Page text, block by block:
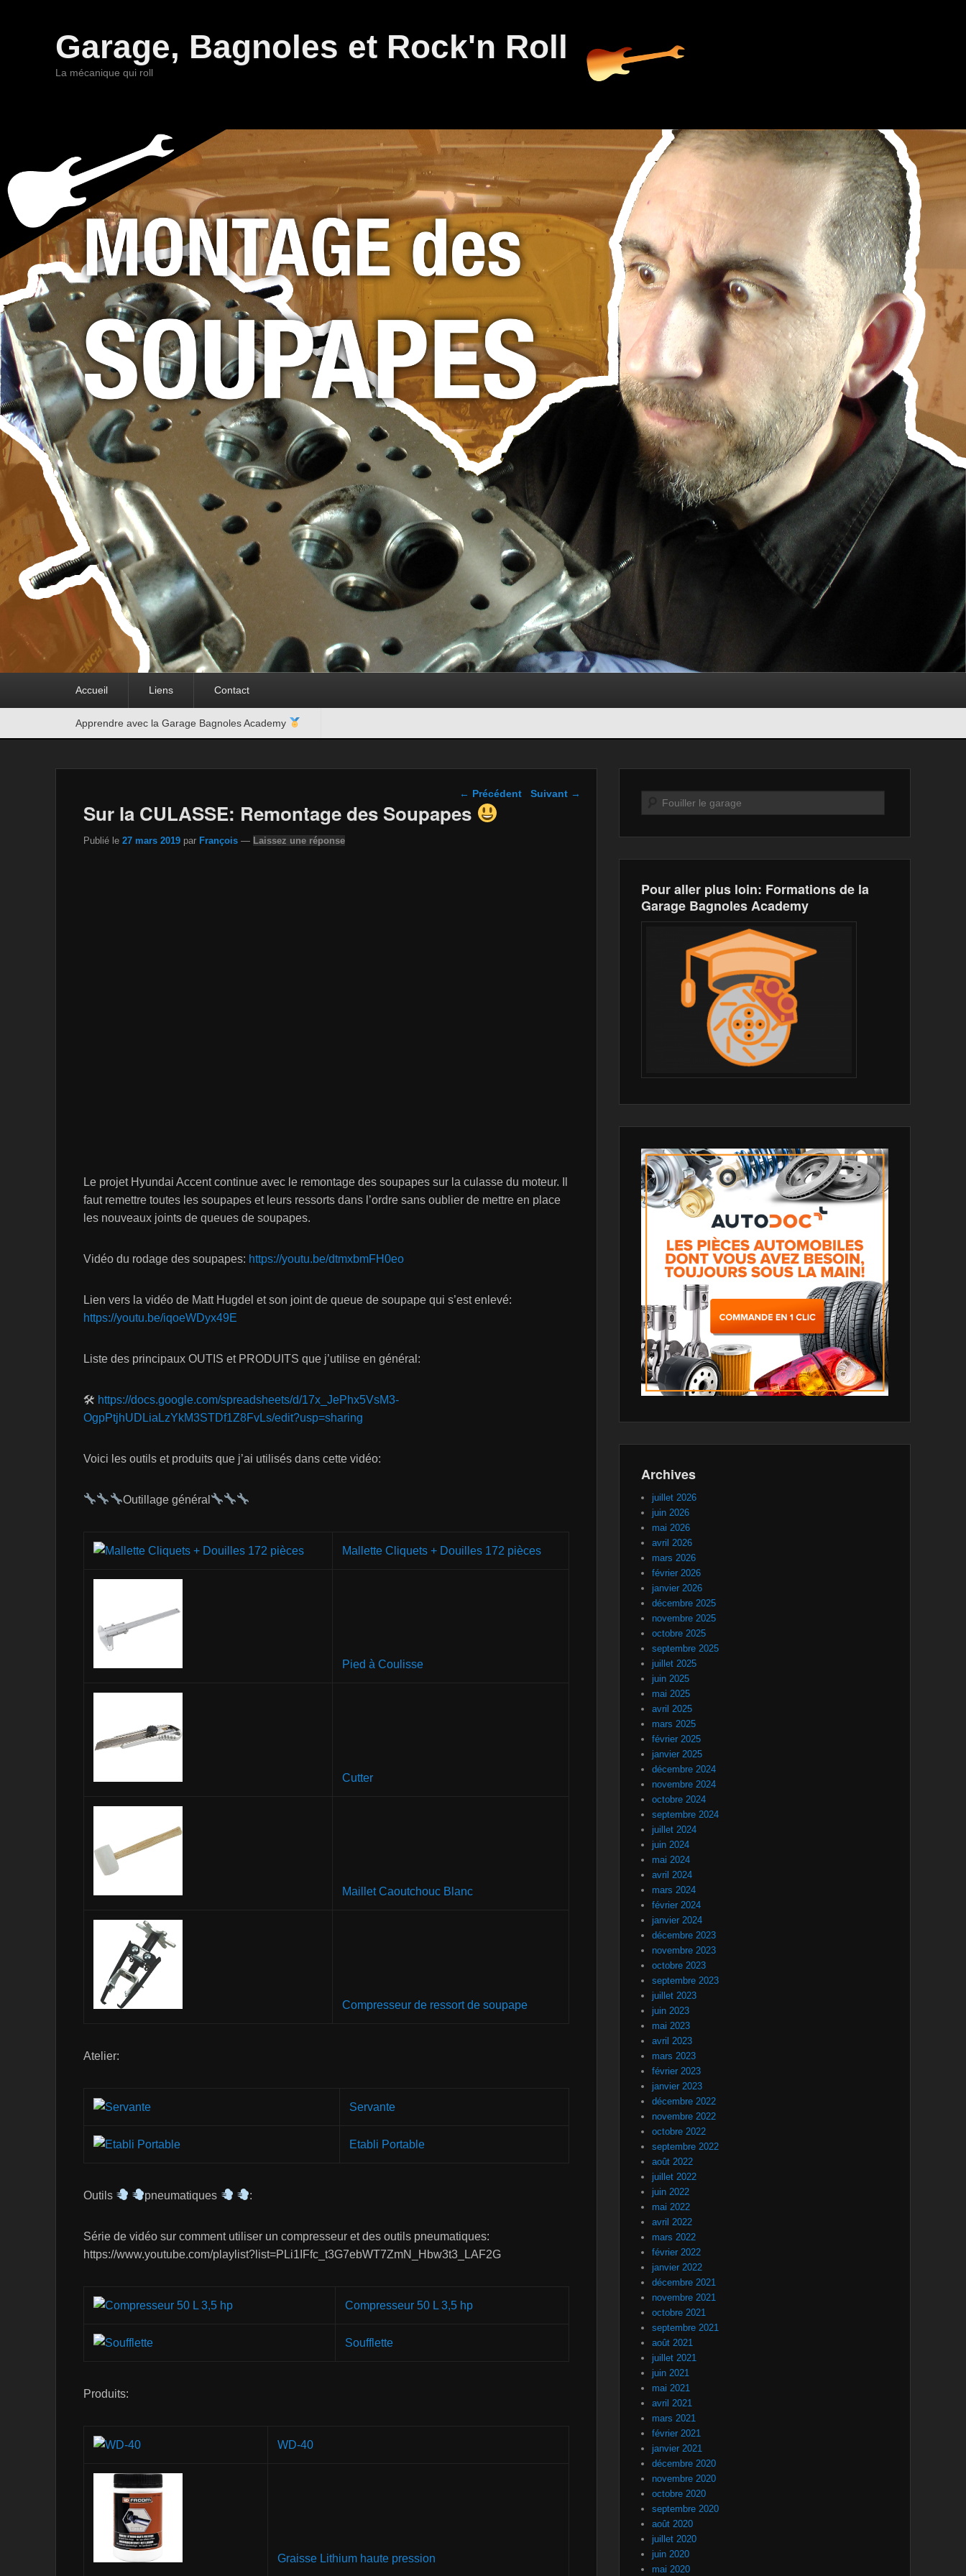
Garage, Bagnoles et Rock'n Roll
La mécanique qui roll
Accueil Liens Contact
Apprendre avec la Garage Bagnoles Academy
Navigation dans les
← Précédent Suivant →
Sur la CULASSE: Remontage des Soupapes
Publié le 27 mars 2019 par François — Laissez une réponse
Le projet Hyundai Accent continue avec le remontage des soupapes sur la culasse du moteur. Il
faut remettre toutes les soupapes et leurs ressorts dans l’ordre sans oublier de mettre en place
les nouveaux joints de queues de soupapes.
Vidéo du rodage des soupapes: https://youtu.be/dtmxbmFH0eo
Lien vers la vidéo de Matt Hugdel et son joint de queue de soupape qui s’est enlevé:
https://youtu.be/iqoeWDyx49E
Liste des principaux OUTIS et PRODUITS que j’utilise en général:
🛠 https://docs.google.com/spreadsheets/d/17x_JePhx5VsM3-
OgpPtjhUDLiaLzYkM3STDf1Z8FvLs/edit?usp=sharing
Voici les outils et produits que j’ai utilisés dans cette vidéo:
Outillage général
Mallette Cliquets + Douilles 172 pièces
Pied à Coulisse
Cutter
Maillet Caoutchouc Blanc
Compresseur de ressort de soupape
Atelier:
Servante
Etabli Portable
Outils pneumatiques :
Série de vidéo sur comment utiliser un compresseur et des outils pneumatiques:
https://www.youtube.com/playlist?list=PLi1IFfc_t3G7ebWT7ZmN_Hbw3t3_LAF2G
Compresseur 50 L 3,5 hp
Soufflette
Produits:
WD-40
Graisse Lithium haute pression
Recherche
Pour aller plus loin: Formations de la
Garage Bagnoles Academy
Archives
juillet 2026
juin 2026
mai 2026
avril 2026
mars 2026
février 2026
janvier 2026
décembre 2025
novembre 2025
octobre 2025
septembre 2025
juillet 2025
juin 2025
mai 2025
avril 2025
mars 2025
février 2025
janvier 2025
décembre 2024
novembre 2024
octobre 2024
septembre 2024
juillet 2024
juin 2024
mai 2024
avril 2024
mars 2024
février 2024
janvier 2024
décembre 2023
novembre 2023
octobre 2023
septembre 2023
juillet 2023
juin 2023
mai 2023
avril 2023
mars 2023
février 2023
janvier 2023
décembre 2022
novembre 2022
octobre 2022
septembre 2022
août 2022
juillet 2022
juin 2022
mai 2022
avril 2022
mars 2022
février 2022
janvier 2022
décembre 2021
novembre 2021
octobre 2021
septembre 2021
août 2021
juillet 2021
juin 2021
mai 2021
avril 2021
mars 2021
février 2021
janvier 2021
décembre 2020
novembre 2020
octobre 2020
septembre 2020
août 2020
juillet 2020
juin 2020
mai 2020